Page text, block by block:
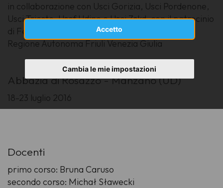
Accetto
Cambia le mie impostazioni
in collaborazione con Usci Gorizia, Usci Pordenone,
Usci Trieste, Uscf Udine e Usci Zskd, con il patrocinio
di Feniarco e Aiscgre e con il contributo della
Regione Autonoma Friuli Venezia Giulia
Abbazia di Rosazzo - Manzano (UD)
18-23 luglio 2016
Docenti
primo corso: Bruna Caruso
secondo corso: Michał Sławecki